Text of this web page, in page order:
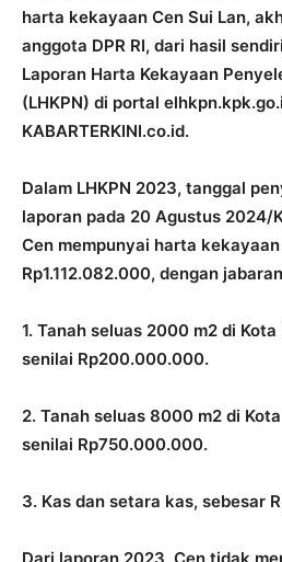
harta kekayaan Cen Sui Lan,
anggota DPR RI, dari hasil
Laporan Harta Kekayaan
(LHKPN) di portal
KABARTERKINI.co.id.
Dalam LHKPN 2023, tanggal
laporan pada 20 Agustus 2024/
Cen mempunyai harta
Rp1.112.082.000, dengan
1. Tanah seluas 2000 m2 di
senilai Rp200.000.000.
2. Tanah seluas 8000 m2 di
senilai Rp750.000.000.
3. Kas dan setara kas, sebesar